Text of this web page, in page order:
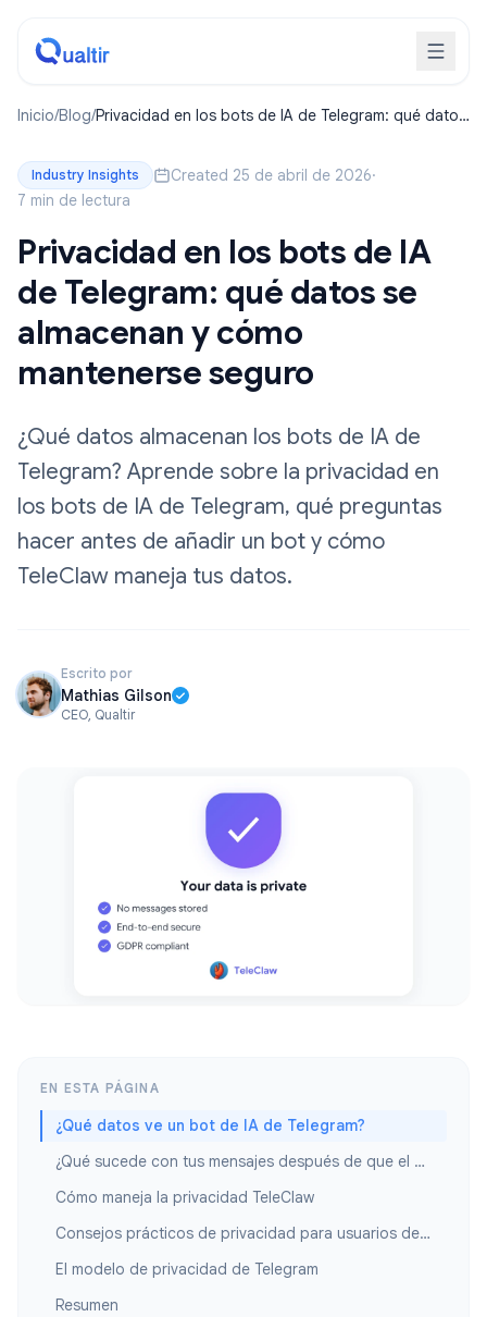
Inicio/Blog/Privacidad en los bots de IA de Telegram: qué datos
Industry Insights Created 25 de abril de 2026·
7 min de lectura
Privacidad en los bots de IA
de Telegram: qué datos se
almacenan y cómo
mantenerse seguro
¿Qué datos almacenan los bots de IA de
Telegram? Aprende sobre la privacidad en
los bots de IA de Telegram, qué preguntas
hacer antes de añadir un bot y cómo
TeleClaw maneja tus datos.
Escrito por
Mathias Gilson
CEO, Qualtir
EN ESTA PÁGINA
¿Qué datos ve un bot de IA de Telegram?
¿Qué sucede con tus mensajes después de que el bot los procesa?
Cómo maneja la privacidad TeleClaw
Consejos prácticos de privacidad para usuarios de bots de Telegram
El modelo de privacidad de Telegram
Resumen